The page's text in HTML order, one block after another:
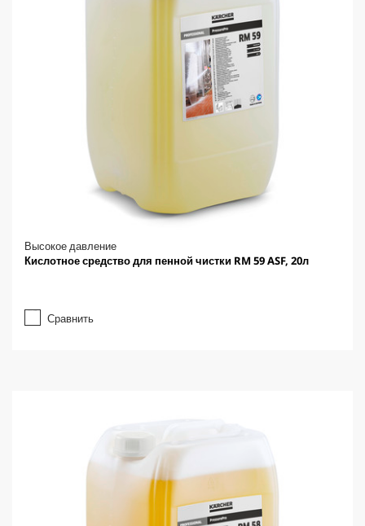
Высокое давление
Кислотное средство для пенной чистки RM 59 ASF, 20л
Сравнить